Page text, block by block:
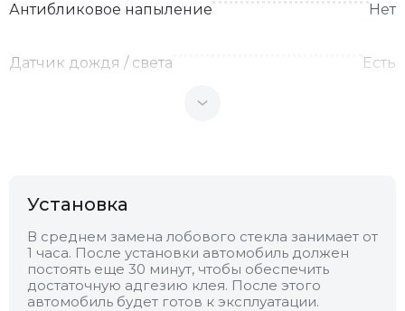
Антибликовое напыление Нет
Датчик дождя / света Есть
Обогрев
Установка
В среднем замена лобового стекла занимает от
1 часа. После установки автомобиль должен
постоять еще 30 минут, чтобы обеспечить
достаточную адгезию клея. После этого
автомобиль будет готов к эксплуатации.